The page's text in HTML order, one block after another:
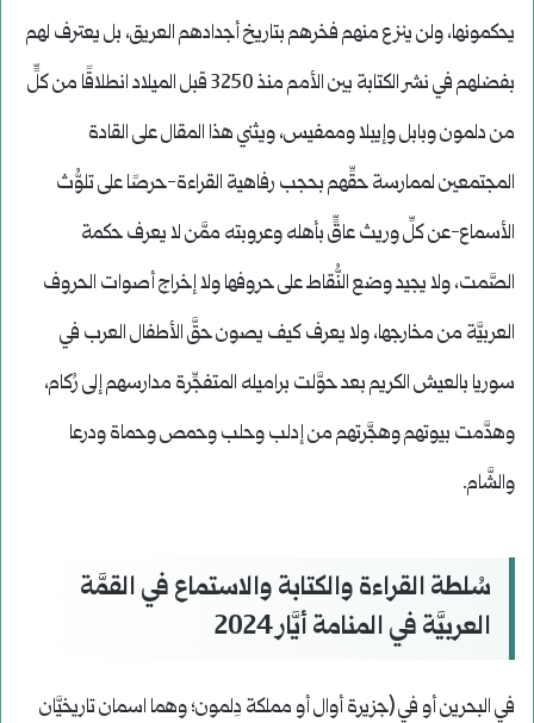
يحكمونها، ولن ينزع منهم فخرهم بتاريخ أجدادهم العريق، بل يعترف لهم
بفضلهم في نشر الكتابة بين الأمم منذ 3250 قبل الميلاد انطلاقًا من كلٍّ
من دلمون وبابل وإيبلا وممفيس، ويثني هذا المقال على القادة
المجتمعين لممارسة حقِّهم بحجب رفاهية القراءة-حرصًا على تلوُّث
الأسماع-عن كلِّ وريث عاقٍّ بأهله وعروبته ممَّن لا يعرف حكمة
الصَّمت، ولا يجيد وضع النُّقاط على حروفها ولا إخراج أصوات الحروف
العربيَّة من مخارجها، ولا يعرف كيف يصون حقَّ الأطفال العرب في
سوريا بالعيش الكريم بعد حوَّلت براميله المتفجِّرة مدارسهم إلى رُكام،
وهدَّمت بيوتهم وهجَّرتهم من إدلب وحلب وحمص وحماة ودرعا
والشَّام.
سُلطة القراءة والكتابة والاستماع في القمَّة
العربيَّة في المنامة أيَّار2024
في البحرين أو في (جزيرة أوال أو مملكة دِلمون؛ وهما اسمان تاريخيَّان